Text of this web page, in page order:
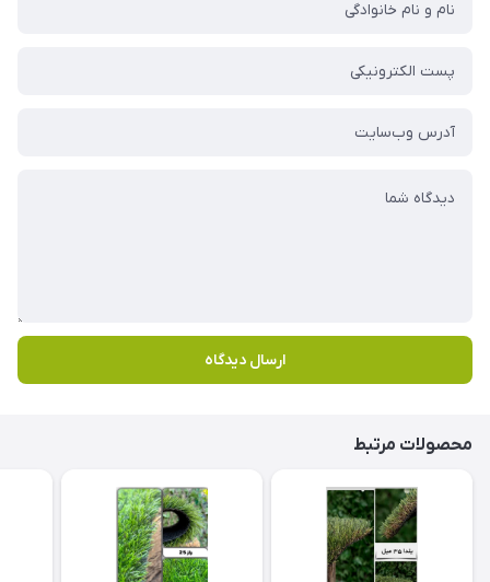
ارسال دیدگاه
محصولات مرتبط